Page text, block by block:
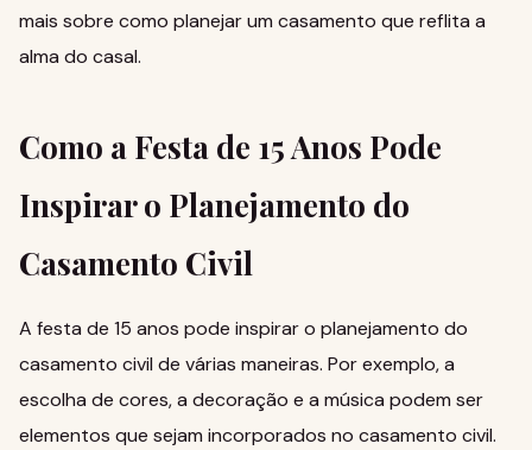
mais sobre como planejar um casamento que reflita a
alma do casal.
Como a Festa de 15 Anos Pode
Inspirar o Planejamento do
Casamento Civil
A festa de 15 anos pode inspirar o planejamento do
casamento civil de várias maneiras. Por exemplo, a
escolha de cores, a decoração e a música podem ser
elementos que sejam incorporados no casamento civil.